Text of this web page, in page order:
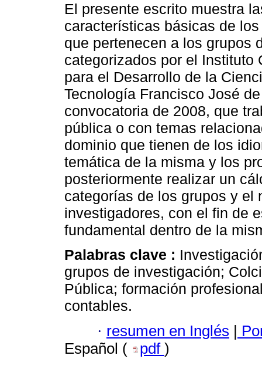
El presente escrito muestra
características básicas de
que pertenecen a los grupos
categorizados por el Instituto
para el Desarrollo de la
Tecnología Francisco José
convocatoria de 2008, que
pública o con temas
dominio que tienen de los
temática de la misma y los
posteriormente realizar un
categorías de los grupos y el
investigadores, con el fin de
fundamental dentro de la
Palabras clave :
grupos de investigación;
Pública; formación
contables.
· resumen en Inglés |
Español (
pdf )